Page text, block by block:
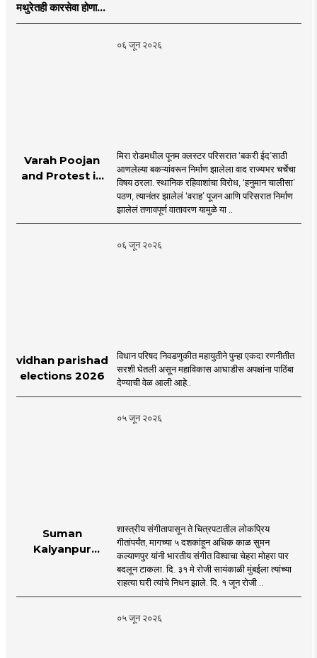
मथुरेतही कारसेवा होणार?
| Shri Krishna
०६ जून २०२६
Varah Poojan
and Protest in
Mira Road
मिरा रोडमधील पूनम क्लस्टर परिसरात ‘बकरी ईद’साठी
आणलेल्या बकऱ्यांवरून निर्माण झालेला वाद राज्यभर चर्चेचा
विषय ठरला. स्थानिक रहिवाशांचा विरोध, ‘हनुमान चालीसा’
पठण, त्यानंतर झालेलं ‘वराह’ पूजन आणि परिसरात निर्माण
झालेलं तणावपूर्ण वातावरण यामुळे या ..
०६ जून २०२६
vidhan parishad
elections 2026
विधान परिषद निवडणुकीत महायुतीने पुन्हा एकदा रणनीतीत
सरशी घेतली असून महाविकास आघाडीस अपक्षांना पाठिंबा
देण्याची वेळ आली आहे..
०५ जून २०२६
Suman
Kalyanpur
mumbai |
शास्त्रीय संगीतापासून ते चित्रपटातील लोकप्रिय
गीतांपर्यंत, मागच्या ५ दशकांहून अधिक काळ सुमन
कल्याणपुर यांनी भारतीय संगीत विश्वाचा चेहरा मोहरा पार
बदलून टाकला. दि. ३१ मे रोजी सायंकाळी मुंबईला त्यांच्या
राहत्या घरी त्यांचे निधन झाले. दि. १ जून रोजी ..
०५ जून २०२६